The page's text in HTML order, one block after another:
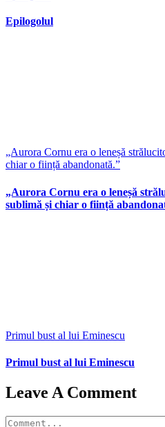
Epilogolul
„Aurora Cornu era o leneșă
chiar o ființă abandonată.”
„Aurora Cornu era o leneșă
sublimă și chiar o ființă
Primul bust al lui Eminescu
Primul bust al lui Eminescu
Leave A Comment
Comment